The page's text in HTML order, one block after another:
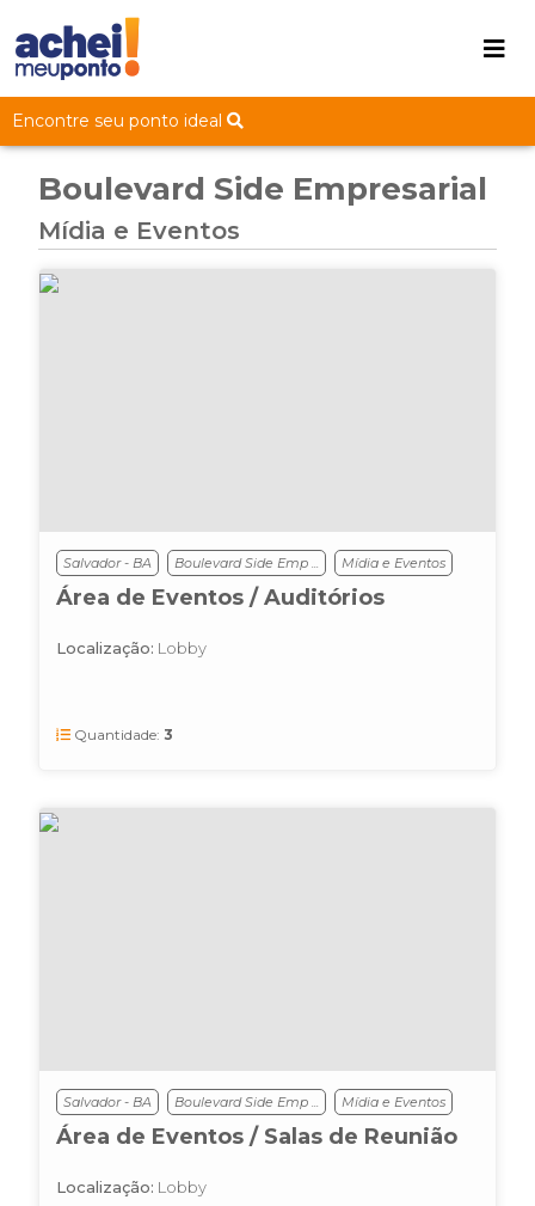
Encontre seu ponto ideal
Boulevard Side Empresarial
Mídia e Eventos
Salvador - BA Boulevard Side Emp ... Mídia e Eventos
Área de Eventos / Auditórios
Localização: Lobby
Quantidade: 3
Salvador - BA Boulevard Side Emp ... Mídia e Eventos
Área de Eventos / Salas de Reunião
Localização: Lobby